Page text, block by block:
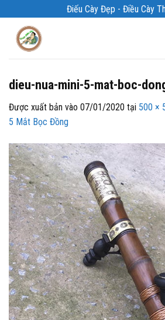
qua
Điếu Cày Đẹp - Điều Cày
dieu-nua-mini-5-mat-boc-
Được xuất bản vào 07/01/2020 tại 500 ×
5 Mắt Bọc Đồng